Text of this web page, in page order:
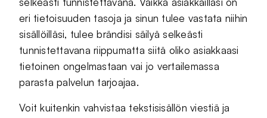
eri tietoisuuden tasoja ja sinun tulee vastata niihin
sisällöilläsi, tulee brändisi säilyä selkeästi
tunnistettavana riippumatta siitä oliko asiakkaasi
tietoinen ongelmastaan vai jo vertailemassa
parasta palvelun tarjoajaa.
Voit kuitenkin vahvistaa tekstisisällön viestiä ja